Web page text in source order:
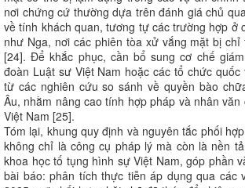
nơi chứng cứ thường dựa trên đánh giá chủ
về tính khách quan, tương tự các trường hợp ở
như Nga, nơi các phiên tòa xử vắng mặt bị chỉ
[24]. Để khắc phục, cần bổ sung cơ chế
đoàn Luật sư Việt Nam hoặc các tổ chức
từ các nghiên cứu so sánh về quyền bào
Âu, nhằm nâng cao tính hợp pháp và nhân
Việt Nam [25].
Tóm lại, khung quy định và nguyên tắc phối
không chỉ là công cụ pháp lý mà còn là nền
khoa học tố tụng hình sự Việt Nam, góp phần
bài báo: phân tích thực tiễn áp dụng qua các